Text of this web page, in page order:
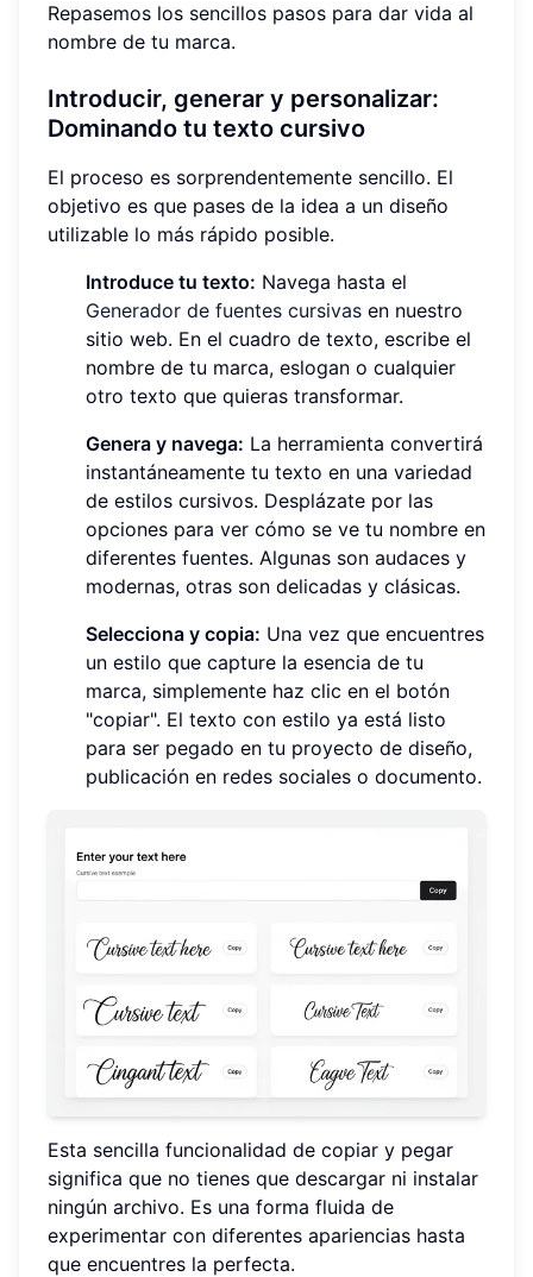
Repasemos los sencillos pasos para dar vida al
nombre de tu marca.
Introducir, generar y personalizar:
Dominando tu texto cursivo
El proceso es sorprendentemente sencillo. El
objetivo es que pases de la idea a un diseño
utilizable lo más rápido posible.
Introduce tu texto: Navega hasta el
Generador de fuentes cursivas en nuestro
sitio web. En el cuadro de texto, escribe el
nombre de tu marca, eslogan o cualquier
otro texto que quieras transformar.
Genera y navega: La herramienta convertirá
instantáneamente tu texto en una variedad
de estilos cursivos. Desplázate por las
opciones para ver cómo se ve tu nombre en
diferentes fuentes. Algunas son audaces y
modernas, otras son delicadas y clásicas.
Selecciona y copia: Una vez que encuentres
un estilo que capture la esencia de tu
marca, simplemente haz clic en el botón
"copiar". El texto con estilo ya está listo
para ser pegado en tu proyecto de diseño,
publicación en redes sociales o documento.
Esta sencilla funcionalidad de copiar y pegar
significa que no tienes que descargar ni instalar
ningún archivo. Es una forma fluida de
experimentar con diferentes apariencias hasta
que encuentres la perfecta.